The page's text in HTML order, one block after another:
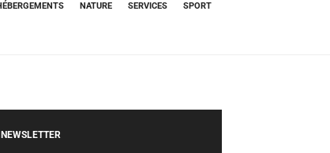
NATURE SERVICES SPORT
NEWSLETTER